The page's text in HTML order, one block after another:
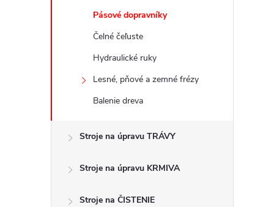
Pásové dopravníky
Čelné čeľuste
Hydraulické ruky
Lesné, pňové a zemné frézy
Balenie dreva
Stroje na úpravu TRÁVY
Stroje na úpravu KRMIVA
Stroje na ČISTENIE